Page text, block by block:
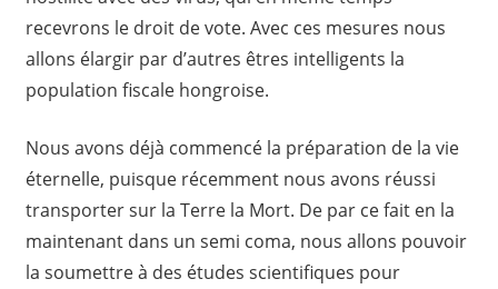
recevrons le droit de vote. Avec ces mesures nous
allons élargir par d’autres êtres intelligents la
population fiscale hongroise.
Nous avons déjà commencé la préparation de la vie
éternelle, puisque récemment nous avons réussi
transporter sur la Terre la Mort. De par ce fait en la
maintenant dans un semi coma, nous allons pouvoir
la soumettre à des études scientifiques pour